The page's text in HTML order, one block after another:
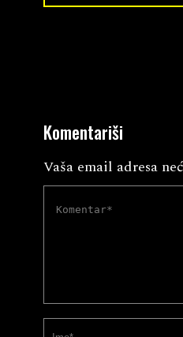
Komentariši
Vaša email adresa